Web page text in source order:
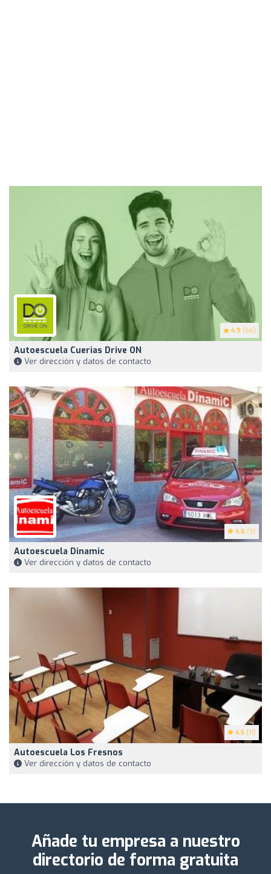
4.9 (66)
Autoescuela Cuerias Drive ON
Ver dirección y datos de contacto
4.6 (9)
Autoescuela Dinamic
Ver dirección y datos de contacto
4.5 (11)
Autoescuela Los Fresnos
Ver dirección y datos de contacto
Añade tu empresa a nuestro
directorio de forma gratuita